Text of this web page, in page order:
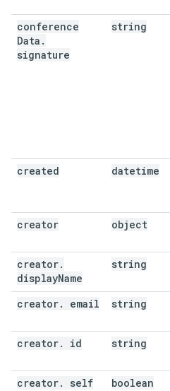
conference
Data .
signature
string
created datetime
creator object
creator.
displayName
string
creator. email string
creator. id string
creator. self boolean